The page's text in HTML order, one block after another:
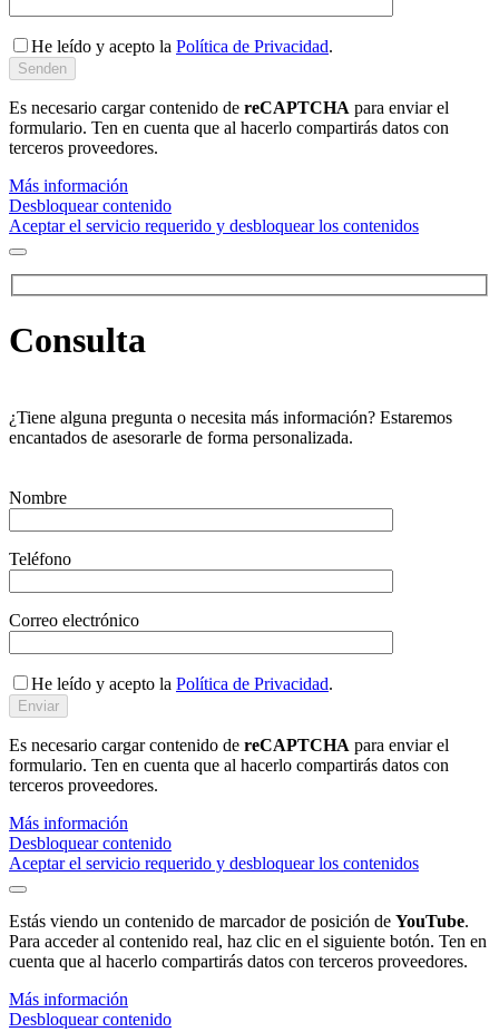
He leído y acepto la Política de Privacidad.
Es necesario cargar contenido de reCAPTCHA para enviar el
formulario. Ten en cuenta que al hacerlo compartirás datos con
terceros proveedores.
Más información
Desbloquear contenido
Aceptar el servicio requerido y desbloquear los contenidos
Consulta
¿Tiene alguna pregunta o necesita más información? Estaremos
encantados de asesorarle de forma personalizada.
Nombre
Teléfono
Correo electrónico
He leído y acepto la Política de Privacidad.
Es necesario cargar contenido de reCAPTCHA para enviar el
formulario. Ten en cuenta que al hacerlo compartirás datos con
terceros proveedores.
Más información
Desbloquear contenido
Aceptar el servicio requerido y desbloquear los contenidos
Estás viendo un contenido de marcador de posición de YouTube.
Para acceder al contenido real, haz clic en el siguiente botón. Ten en
cuenta que al hacerlo compartirás datos con terceros proveedores.
Más información
Desbloquear contenido